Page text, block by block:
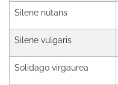
Silene nutans
Silene vulgaris
Solidago virgaurea